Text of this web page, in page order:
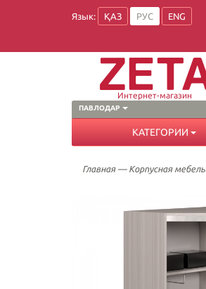
Язык: ҚАЗ РУС ENG
ПАВЛОДАР
Интернет-магазин
КАТЕГОРИИ
Главная— Корпусная мебель